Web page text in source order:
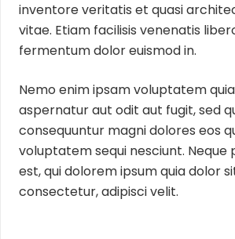
inventore veritatis et quasi
vitae. Etiam facilisis venenatis
fermentum dolor euismod in.
Nemo enim ipsam voluptatem
aspernatur aut odit aut fugit, sed
consequuntur magni dolores eos
voluptatem sequi nesciunt. Neque
est, qui dolorem ipsum quia dolor
consectetur, adipisci velit.